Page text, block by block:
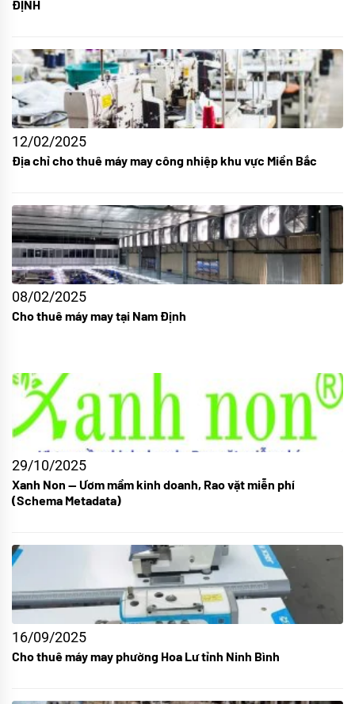
ĐỊNH
12/02/2025
Địa chỉ cho thuê máy may công nhiệp khu vực Miền Bắc
08/02/2025
Cho thuê máy may tại Nam Định
29/10/2025
Xanh Non — Ươm mầm kinh doanh, Rao vặt miễn phí
(Schema Metadata)
16/09/2025
Cho thuê máy may phường Hoa Lư tỉnh Ninh Bình